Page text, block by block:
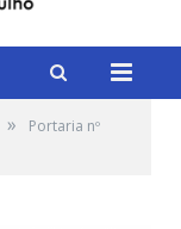
»
Portaria nº